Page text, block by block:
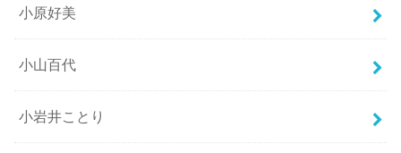
小原好美
小山百代
小岩井ことり